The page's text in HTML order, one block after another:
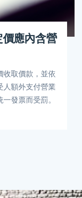
應內含營
收取價款，並依
人額外支付營業
發票而受罰。